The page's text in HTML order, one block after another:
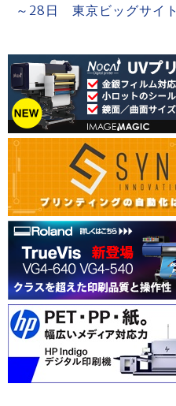
～28日 東京ビッグサイ